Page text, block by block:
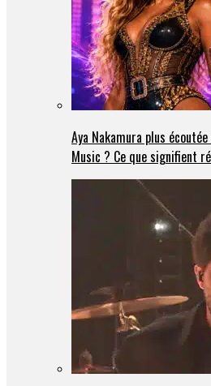
Aya Nakamura plus
Music ? Ce que signifient